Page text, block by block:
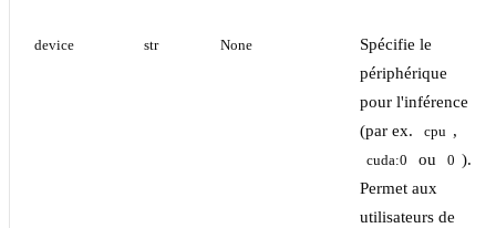
device str None
Spécifie le
périphérique
pour l'inférence
(par ex.
cpu ,
cuda:0 ou 0 ).
Permet aux
utilisateurs de